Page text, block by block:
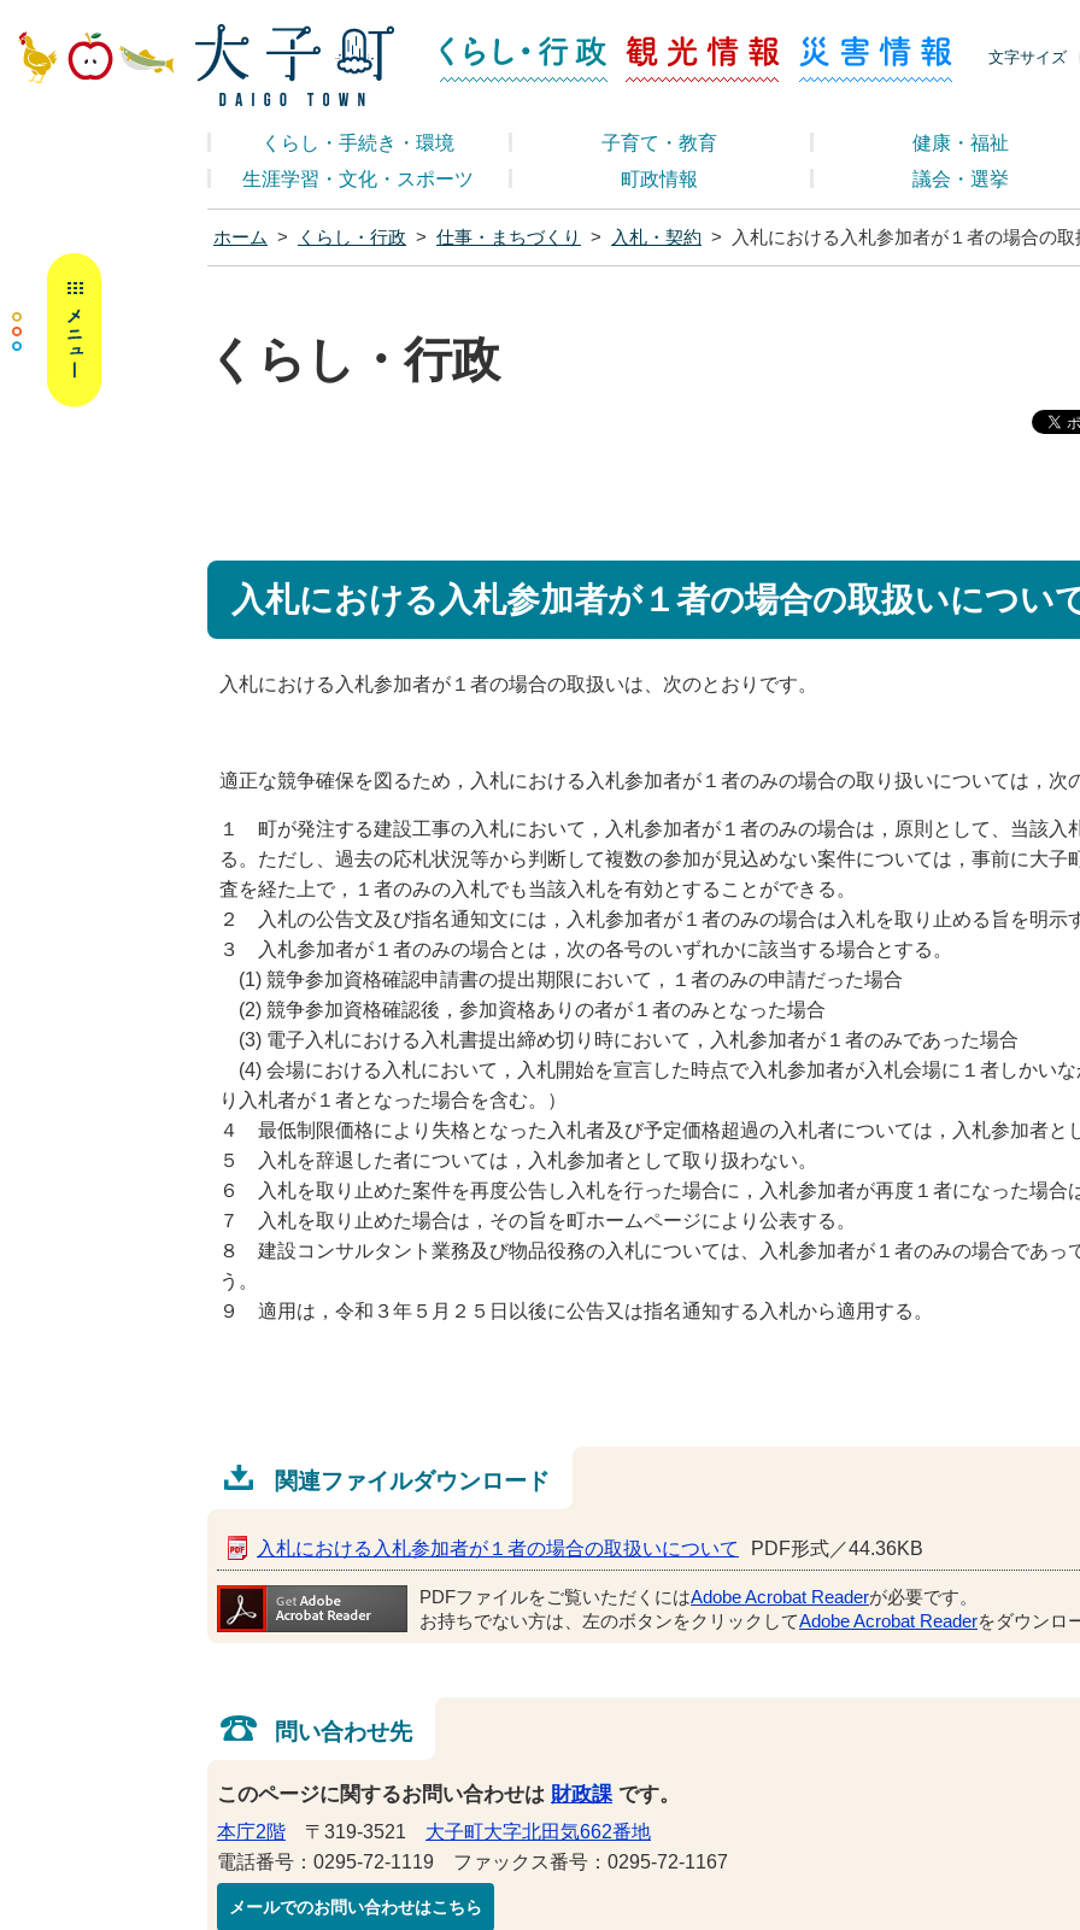
大子町ホームページ くらし・行政
文字サイズ
くらし・行政 観光情報 災害情報
くらし・手続き・環境 子育て・教育 健康・福祉
生涯学習・文化・スポーツ
町政情報 議会・選挙
ホーム > くらし・行政 > 仕事・まちづくり > 入札・契約 > 入札における入札参加者が１者の場合の取
くらし・行政
入札における入札参加者が１者の場合の取扱いについ
入札における入札参加者が１者の場合の取扱いは、次のとおりです。
適正な競争確保を図るため，入札における入札参加者が１者のみの場合の取り扱いについては，次
１ 町が発注する建設工事の入札において，入札参加者が１者のみの場合は，原則として、当該入
る。ただし、過去の応札状況等から判断して複数の参加が見込めない案件については，事前に大子
査を経た上で，１者のみの入札でも当該入札を有効とすることができる。
２ 入札の公告文及び指名通知文には，入札参加者が１者のみの場合は入札を取り止める旨を明示
３ 入札参加者が１者のみの場合とは，次の各号のいずれかに該当する場合とする。
(1) 競争参加資格確認申請書の提出期限において，１者のみの申請だった場合
(2) 競争参加資格確認後，参加資格ありの者が１者のみとなった場合
(3) 電子入札における入札書提出締め切り時において，入札参加者が１者のみであった場合
(4) 会場における入札において，入札開始を宣言した時点で入札参加者が入札会場に１者しかい
り入札者が１者となった場合を含む。）
４ 最低制限価格により失格となった入札者及び予定価格超過の入札者については，入札参加者と
５ 入札を辞退した者については，入札参加者として取り扱わない。
６ 入札を取り止めた案件を再度公告し入札を行った場合に，入札参加者が再度１者になった場合
７ 入札を取り止めた場合は，その旨を町ホームページにより公表する。
８ 建設コンサルタント業務及び物品役務の入札については、入札参加者が１者のみの場合であっ
う。
９ 適用は，令和３年５月２５日以後に公告又は指名通知する入札から適用する。
関連ファイルダウンロード
入札における入札参加者が１者の場合の取扱いについて PDF形式／44.36KB
PDFファイルをご覧いただくにはAdobe Acrobat Readerが必要です。
お持ちでない方は、左のボタンをクリックしてAdobe Acrobat Readerをダウンロ
問い合わせ先
このページに関するお問い合わせは 財政課 です。
本庁2階 〒319-3521 大子町大字北田気662番地
電話番号：0295-72-1119 ファックス番号：0295-72-1167
メールでのお問い合わせはこちら